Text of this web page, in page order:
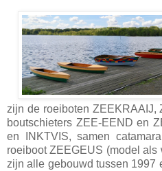
zijn de roeiboten
boutschieters ZEE-EEND en
en INKTVIS, samen
roeiboot ZEEGEUS (model
zijn alle gebouwd tussen 1997